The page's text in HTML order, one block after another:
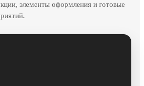
элементы оформления и готовые